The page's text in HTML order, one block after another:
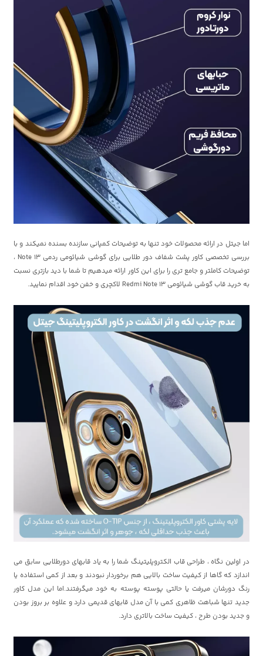
اما جیتل در ارائه محصولات خود تنها به توضیحات کمپانی سازنده بسنده نمیکند و با
بررسی تخصصی کاور پشت شفاف دور طلایی برای گوشی شیائومی ردمی Note 13 ،
توضیحات کاملتر و جامع تری را برای این کاور ارائه میدهیم تا شما با دید بازتری نسبت
به خرید قاب گوشی شیائومی Redmi Note 13 لاکچری و خفن خود اقدام نمایید.
در اولین نگاه ، طراحی قاب الکتروپلیتینگ شما را به یاد قابهای دورطلایی سابق می
اندازد که گاها از کیفیت ساخت بالایی هم برخوردار نبودند و بعد از کمی استفاده یا
رنگ دورشان میرفت یا حالتی پوسته پوسته به خود میگرفتند.اما این مدل کاور
جدید تنها شباهت ظاهری کمی با آن مدل قابهای قدیمی دارد و علاوه بر بروز بودن
و جدید بودن طرح ، کیفیت ساخت بالاتری دارد.